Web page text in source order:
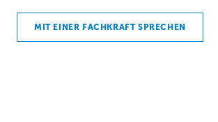
MIT EINER FACHKRAFT SPRECHEN